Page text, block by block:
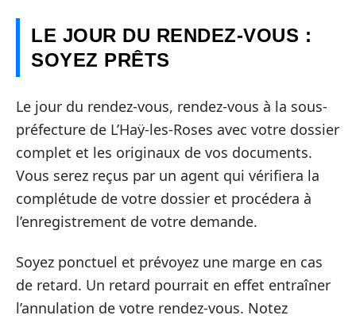
LE JOUR DU RENDEZ-VOUS :
SOYEZ PRÊTS
Le jour du rendez-vous, rendez-vous à la sous-
préfecture de L’Haÿ-les-Roses avec votre dossier
complet et les originaux de vos documents.
Vous serez reçus par un agent qui vérifiera la
complétude de votre dossier et procédera à
l’enregistrement de votre demande.
Soyez ponctuel et prévoyez une marge en cas
de retard. Un retard pourrait en effet entraîner
l’annulation de votre rendez-vous. Notez